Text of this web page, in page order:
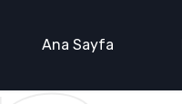
Ana Sayfa